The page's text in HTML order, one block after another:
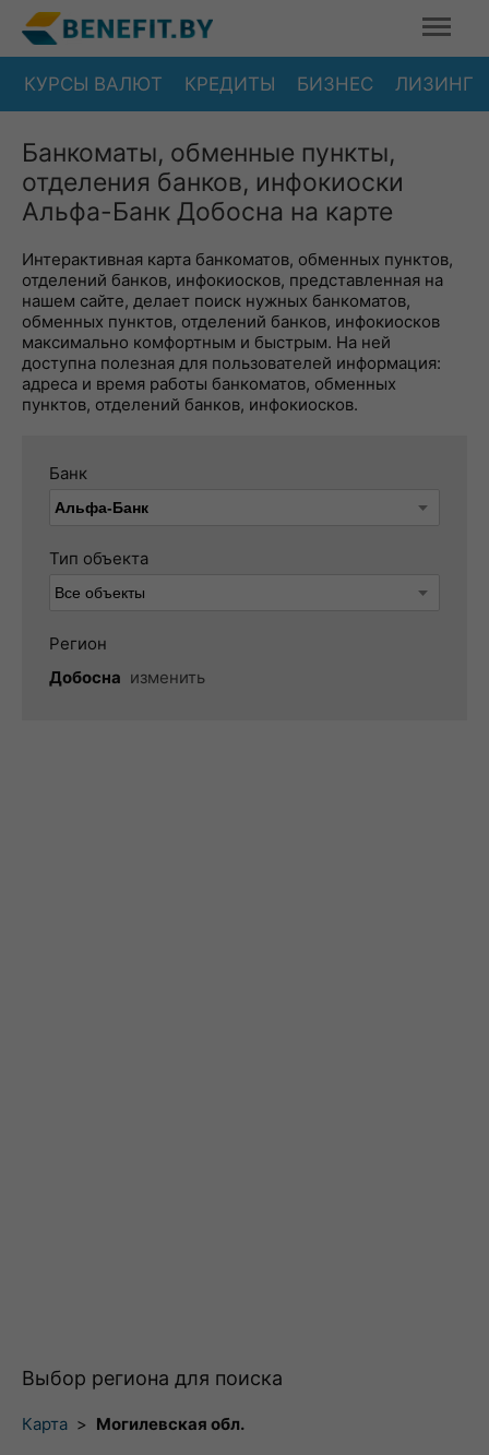
КУРСЫ ВАЛЮТ КРЕДИТЫ БИЗНЕС ЛИЗИНГ
Банкоматы, обменные пункты,
отделения банков, инфокиоски
Альфа-Банк Добосна на карте
Интерактивная карта банкоматов, обменных пунктов,
отделений банков, инфокиосков, представленная на
нашем сайте, делает поиск нужных банкоматов,
обменных пунктов, отделений банков, инфокиосков
максимально комфортным и быстрым. На ней
доступна полезная для пользователей информация:
адреса и время работы банкоматов, обменных
пунктов, отделений банков, инфокиосков.
Банк
Тип объекта
Регион
Добосна изменить
Выбор региона для поиска
Карта > Могилевская обл.